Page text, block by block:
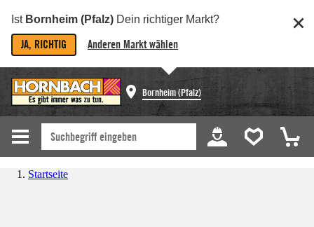
Ist Bornheim (Pfalz) Dein richtiger Markt?
JA, RICHTIG Anderen Markt wählen
Bornheim (Pfalz)
Startseite